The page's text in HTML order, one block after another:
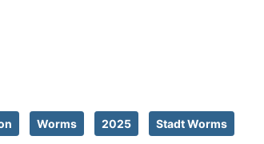
Worms 2025 Stadt Worms